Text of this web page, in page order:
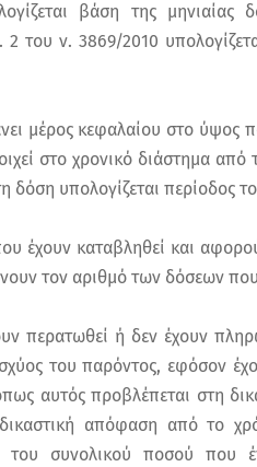
βάση της μηνιαίας
του ν. 3869/2010
μέρος κεφαλαίου στο ύψος
στο χρονικό διάστημα
δόση υπολογίζεται περίοδος
έχουν καταβληθεί και
τον αριθμό των δόσεων
περατωθεί ή δεν έχουν
του παρόντος, εφόσον
αυτός προβλέπεται στη
απόφαση από το
του συνολικού ποσού που